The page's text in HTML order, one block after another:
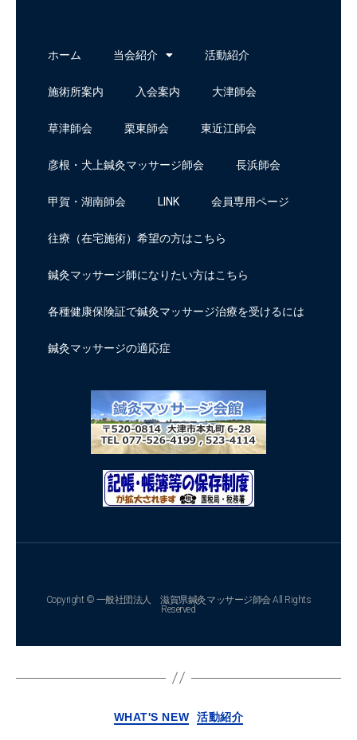
ホーム 当会紹介 活動紹介
施術所案内 入会案内 大津師会
草津師会 栗東師会 東近江師会
彦根・犬上鍼灸マッサージ師会 長浜師会
甲賀・湖南師会 LINK 会員専用ページ
往療（在宅施術）希望の方はこちら
鍼灸マッサージ師になりたい方はこちら
各種健康保険証で鍼灸マッサージ治療を受けるには
鍼灸マッサージの適応症
Copyright © 一般社団法人 滋賀県鍼灸マッサージ師会 All Rights
Reserved
WHAT'S NEW 活動紹介